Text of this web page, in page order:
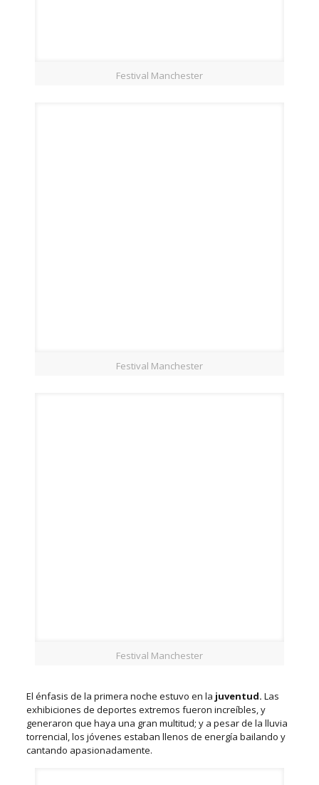
Festival Manchester
Festival Manchester
Festival Manchester
El énfasis de la primera noche estuvo en la juventud. Las
exhibiciones de deportes extremos fueron increíbles, y
generaron que haya una gran multitud; y a pesar de la lluvia
torrencial, los jóvenes estaban llenos de energía bailando y
cantando apasionadamente.